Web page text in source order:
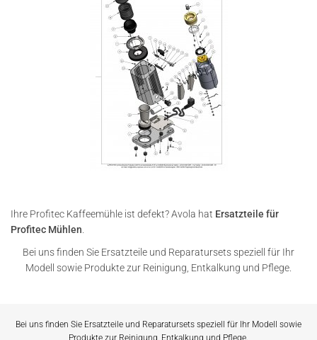
Ihre Profitec Kaffeemühle ist defekt? Avola hat Ersatzteile für
Profitec Mühlen
Bei uns finden Sie Ersatzteile und Reparatursets speziell für Ihr
Modell sowie Produkte zur Reinigung, Entkalkung und Pflege.
Bei uns finden Sie Ersatzteile und Reparatursets speziell für Ihr Modell sowie
Produkte zur Reinigung, Entkalkung und Pflege.